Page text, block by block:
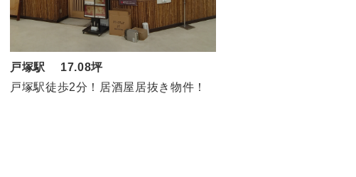
戸塚駅 17.08坪
戸塚駅徒歩2分！居酒屋居抜き物件！